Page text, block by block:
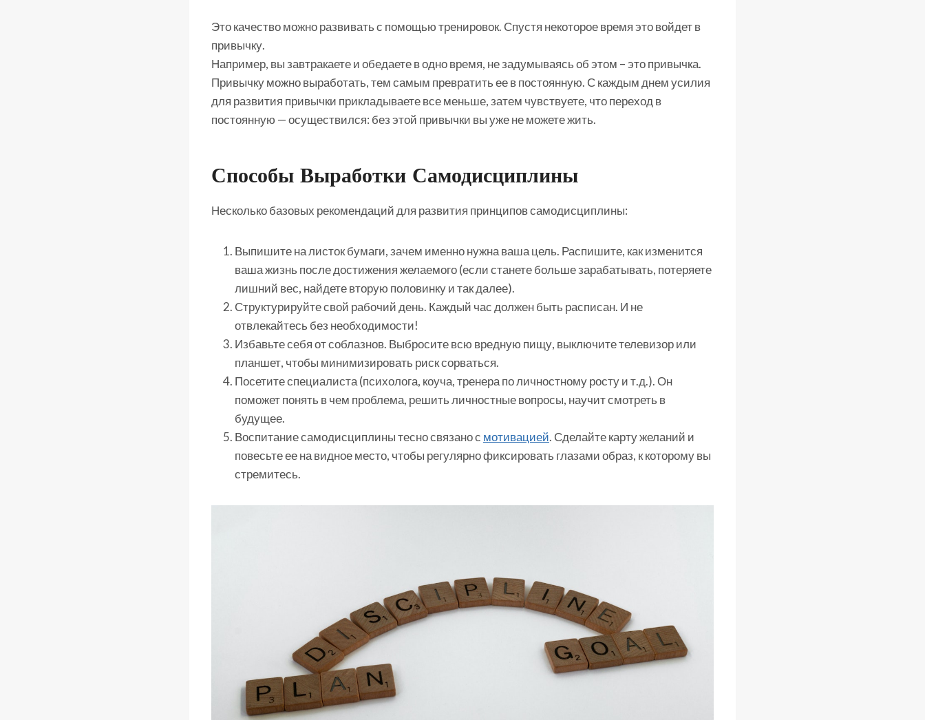
Это качество можно развивать с помощью тренировок. Спустя некоторое время это войдет в
привычку.
Например, вы завтракаете и обедаете в одно время, не задумываясь об этом – это привычка.
Привычку можно выработать, тем самым превратить ее в постоянную. С каждым днем усилия
для развития привычки прикладываете все меньше, затем чувствуете, что переход в
постоянную — осуществился: без этой привычки вы уже не можете жить.
Способы Выработки Самодисциплины
Несколько базовых рекомендаций для развития принципов самодисциплины:
Выпишите на листок бумаги, зачем именно нужна ваша цель. Распишите, как изменится
ваша жизнь после достижения желаемого (если станете больше зарабатывать, потеряете
лишний вес, найдете вторую половинку и так далее).
Структурируйте свой рабочий день. Каждый час должен быть расписан. И не
отвлекайтесь без необходимости!
Избавьте себя от соблазнов. Выбросите всю вредную пищу, выключите телевизор или
планшет, чтобы минимизировать риск сорваться.
Посетите специалиста (психолога, коуча, тренера по личностному росту и т.д.). Он
поможет понять в чем проблема, решить личностные вопросы, научит смотреть в
будущее.
Воспитание самодисциплины тесно связано с мотивацией. Сделайте карту желаний и
повесьте ее на видное место, чтобы регулярно фиксировать глазами образ, к которому вы
стремитесь.